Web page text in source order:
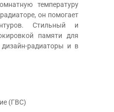
температуру
он помогает
Стильный и
памяти для
дизайн-радиаторы и в
(ГВС)